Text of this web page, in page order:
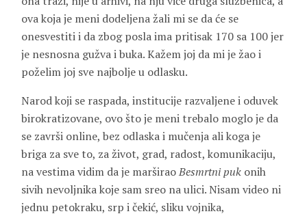
ova koja je meni dodeljena žali mi se da će se
onesvestiti i da zbog posla ima pritisak 170 sa 100 jer
je nesnosna gužva i buka. Kažem joj da mi je žao i
poželim joj sve najbolje u odlasku.
Narod koji se raspada, institucije razvaljene i oduvek
birokratizovane, ovo što je meni trebalo moglo je da
se završi online, bez odlaska i mučenja ali koga je
briga za sve to, za život, grad, radost, komunikaciju,
na vestima vidim da je marširaoBesmrtnipuk onih
sivih nevoljnika koje sam sreo na ulici. Nisam video ni
jednu petokraku, srp i čekić, sliku vojnika,